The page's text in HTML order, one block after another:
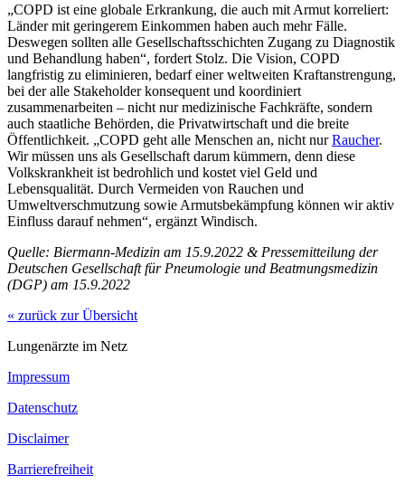
„COPD ist eine globale Erkrankung, die auch mit Armut korreliert:
Länder mit geringerem Einkommen haben auch mehr Fälle.
Deswegen sollten alle Gesellschaftsschichten Zugang zu Diagnostik
und Behandlung haben“, fordert Stolz. Die Vision, COPD
langfristig zu eliminieren, bedarf einer weltweiten Kraftanstrengung,
bei der alle Stakeholder konsequent und koordiniert
zusammenarbeiten – nicht nur medizinische Fachkräfte, sondern
auch staatliche Behörden, die Privatwirtschaft und die breite
Öffentlichkeit. „COPD geht alle Menschen an, nicht nurRaucher.
Wir müssen uns als Gesellschaft darum kümmern, denn diese
Volkskrankheit ist bedrohlich und kostet viel Geld und
Lebensqualität. Durch Vermeiden von Rauchen und
Umweltverschmutzung sowie Armutsbekämpfung können wir aktiv
Einfluss darauf nehmen“, ergänzt Windisch.
Quelle: Biermann-Medizin am 15.9.2022 & Pressemitteilung der
Deutschen Gesellschaft für Pneumologie und Beatmungsmedizin
(DGP) am 15.9.2022
« zurück zur Übersicht
Lungenärzte im Netz
Impressum
Datenschutz
Disclaimer
Barrierefreiheit